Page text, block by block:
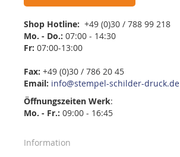
Shop Hotline: +49 (0)30 / 788 99 218
Mo. - Do.: 07:00 - 14:30
Fr: 07:00-13:00
Fax: +49 (0)30 / 786 20 45
Email: info@stempel-schilder-druck.de
Öffnungszeiten Werk:
Mo. - Fr.: 09:00 - 16:45
Information